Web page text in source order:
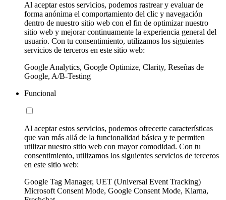
Al aceptar estos servicios, podemos rastrear y evaluar de
forma anónima el comportamiento del clic y navegación
dentro de nuestro sitio web con el fin de optimizar nuestro
sitio web y mejorar continuamente la experiencia general del
usuario. Con tu consentimiento, utilizamos los siguientes
servicios de terceros en este sitio web:
Google Analytics, Google Optimize, Clarity, Reseñas de
Google, A/B-Testing
Funcional
Al aceptar estos servicios, podemos ofrecerte características
que van más allá de la funcionalidad básica y te permiten
utilizar nuestro sitio web con mayor comodidad. Con tu
consentimiento, utilizamos los siguientes servicios de terceros
en este sitio web:
Google Tag Manager, UET (Universal Event Tracking)
Microsoft Consent Mode, Google Consent Mode, Klarna,